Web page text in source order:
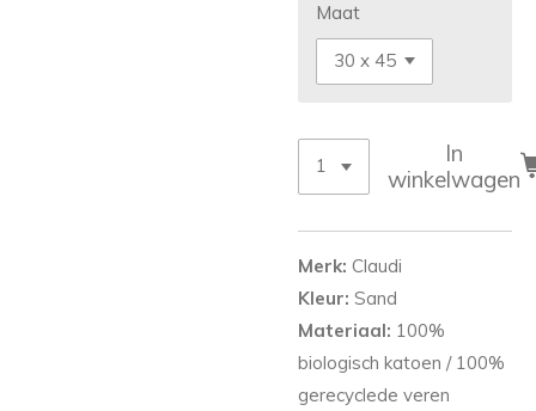
Maat
In
winkelwagen
Merk: Claudi
Kleur: Sand
Materiaal: 100%
biologisch katoen / 100%
gerecyclede veren